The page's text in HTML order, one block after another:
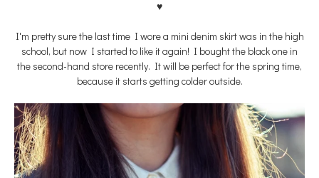
♥
I'm pretty sure the last time I wore a mini denim skirt was in the high
school, but now I started to like it again! I bought the black one in
the second-hand store recently. It will be perfect for the spring time,
because it starts getting colder outside.